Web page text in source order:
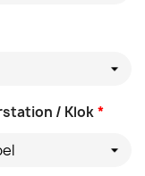
*
/ Klok